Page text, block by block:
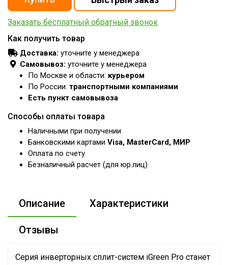
Заказать бесплатный обратный звонок
Как получить товар
Доставка: уточните у менеджера
Самовывоз: уточните у менеджера
По Москве и области: курьером
По России: транспортными компаниями
Есть пункт самовывоза
Способы оплаты товара
Наличными при получении
Банковскими картами Visa, MasterCard, МИР
Оплата по счету
Безналичный расчет (для юр.лиц)
Описание Характеристики
Отзывы
Серия инверторных сплит-систем iGreen Pro станет